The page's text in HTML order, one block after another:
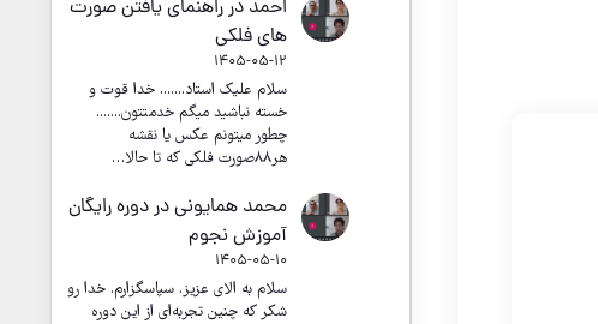
احمد درراهنمای یافتن صورت
های فلکی
1405-05-12
سلام علیک استاد....... خدا قوت و
خسته نباشید میگم خدمتتون.......
چطور میتونم عکس یا نقشه
هر۸۸صورت فلکی که تا حالا…
محمد همایونیدردوره رایگان
آموزش نجوم
1405-05-10
سلام به الای عزیز. سپاسگزارم. خدا رو
شکر که چنین تجربه‌ای از این دوره